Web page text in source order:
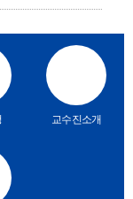
교수진소개